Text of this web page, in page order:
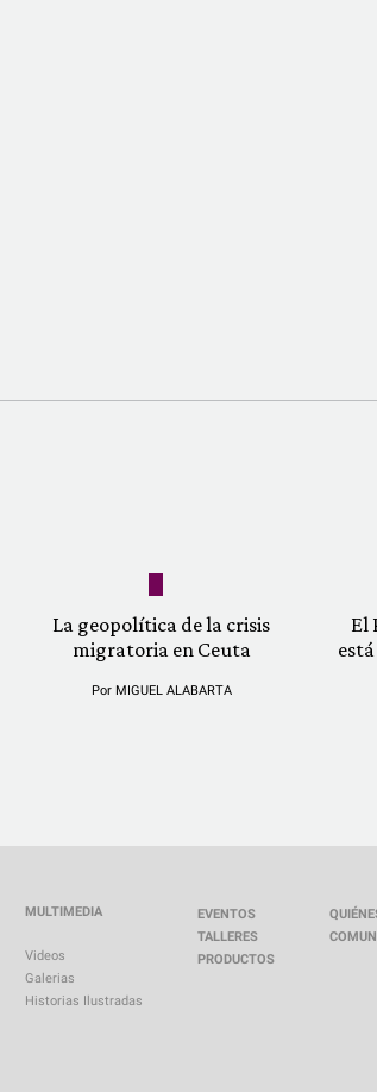
La geopolítica de la crisis
migratoria en Ceuta
Por MIGUEL ALABARTA
El
MULTIMEDIA
Videos
Galerias
Historias Ilustradas
EVENTOS
TALLERES
PRODUCTOS